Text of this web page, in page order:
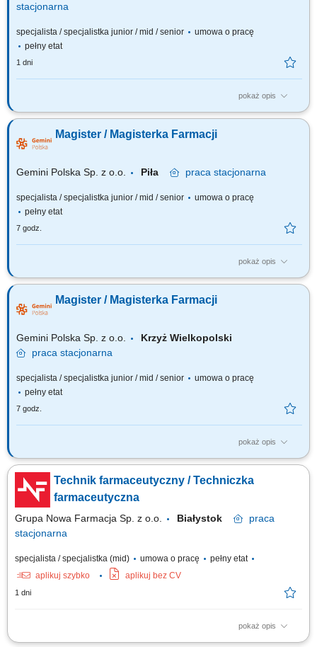
stacjonarna
specjalista / specjalistka junior / mid / senior
umowa o pracę
pełny etat
1 dni
pokaż opis
Czego możesz się spodziewać? dynamiki pracy – z jednej strony
Ty jesteś ekspertem – wierzymy w Twoją fachową wiedzę, dlatego
każdemu Pacjentowi możesz poświęcić tyle czasu ile potrzebujesz i to Ty
Magister / Magisterka Farmacji
Gemini Polska Sp. z o.o. Piła praca stacjonarna
specjalista / specjalistka junior / mid / senior
umowa o pracę
pełny etat
7 godz.
pokaż opis
Czego możesz się spodziewać? dynamiki pracy – z jednej strony
Ty jesteś ekspertem – wierzymy w Twoją fachową wiedzę, dlatego
każdemu Pacjentowi możesz poświęcić tyle czasu, ile potrzebujesz i to Ty
Magister / Magisterka Farmacji
Gemini Polska Sp. z o.o.
Krzyż Wielkopolski
praca stacjonarna
specjalista / specjalistka junior / mid / senior
umowa o pracę
pełny etat
7 godz.
pokaż opis
Czego możesz się spodziewać? dynamiki pracy – z jednej strony
pracujesz w dużym zespole, z drugiej – z wieloma Pacjentami, dla nas to
Ty jesteś ekspertem – wierzymy w Twoją fachową wiedzę, dlatego
każdemu Pacjentowi możesz poświęcić tyle czasu, ile potrzebujesz i to Ty
decydujesz...
Technik farmaceutyczny / Techniczka
farmaceutyczna
Grupa Nowa Farmacja Sp. z o.o. Białystok
praca
stacjonarna
specjalista / specjalistka (mid) umowa o pracę
pełny etat
aplikuj szybko
aplikuj bez CV
1 dni
pokaż opis
Twoje zadania: Bieżąca pomoc i doradztwo dla pacjentów apteki;